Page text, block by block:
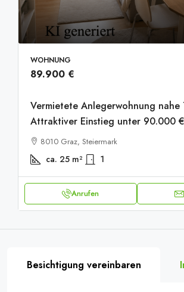
WOHNUNG
89.900 €
Vermietete Anlegerwohnung nahe
Attraktiver Einstieg unter 90.000 €
8010 Graz, Steiermark
ca. 25 m² 1
Anrufen
Besichtigung vereinbaren